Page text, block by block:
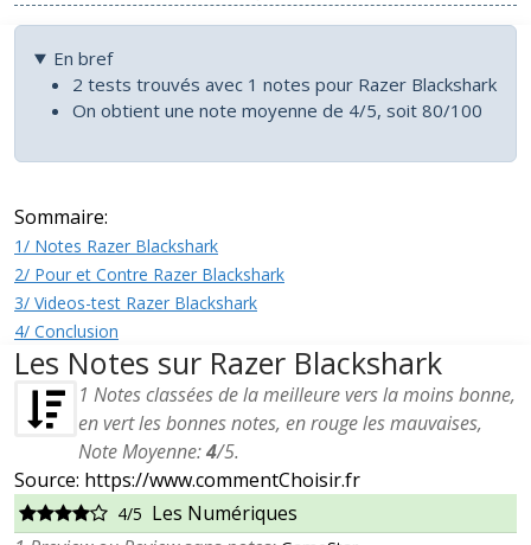
En bref
2 tests trouvés avec 1 notes pour Razer Blackshark
On obtient une note moyenne de 4/5, soit 80/100
Sommaire:
1/ Notes Razer Blackshark
2/ Pour et Contre Razer Blackshark
3/ Videos-test Razer Blackshark
4/ Conclusion
Les Notes sur Razer Blackshark
1 Notes classées de la meilleure vers la moins bonne,
en vert les bonnes notes, en rouge les mauvaises,
Note Moyenne:4/5.
Source: https://www.commentChoisir.fr
4/5 Les Numériques